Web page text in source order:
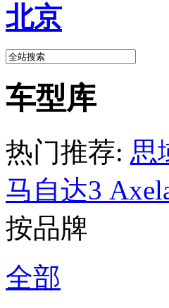
北京
车型库
热门推荐: 思
马自达3
按品牌
全部